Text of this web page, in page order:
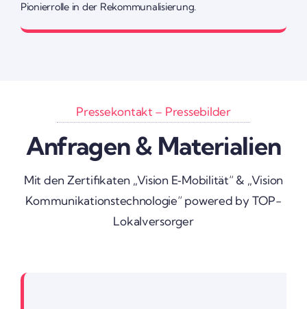
Pionier­rolle in der Rekom­mu­na­li­sie­rung.
Pres­se­kon­takt – Pres­se­bilder
Anfragen & Mate­ria­lien
Mit den Zerti­fi­katen „Vision E‑Mobilität“ & „Vision
Kommunikations­technologie“ powered by TOP-
Lokal­ver­sorger